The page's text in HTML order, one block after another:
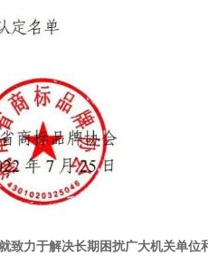
力于解决长期困扰广大机关单